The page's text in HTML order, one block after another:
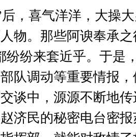
后，喜气洋洋，大操
物。那些阿谀奉承
纷纷来套近乎。于是
队调动等重要情报
谈中，源源不断地
济民的秘密电台密